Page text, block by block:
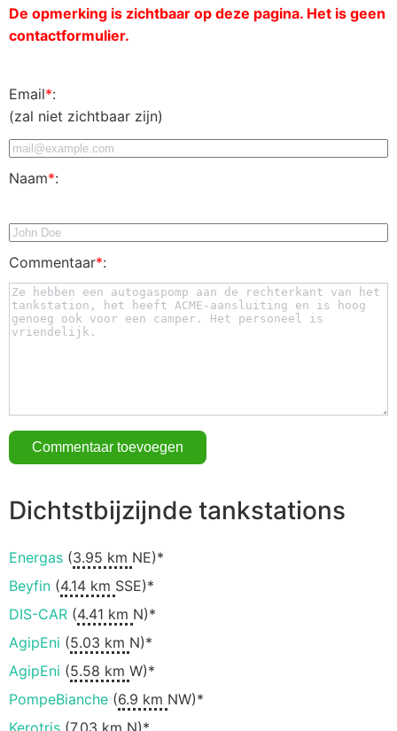
De opmerking is zichtbaar op deze pagina. Het is geen
contactformulier.
Email*:
(zal niet zichtbaar zijn)
Naam*:
Commentaar*:
Dichtstbijzijnde tankstations
Energas (3.95 km NE)*
Beyfin (4.14 km SSE)*
DIS-CAR (4.41 km N)*
AgipEni (5.03 km N)*
AgipEni (5.58 km W)*
PompeBianche (6.9 km NW)*